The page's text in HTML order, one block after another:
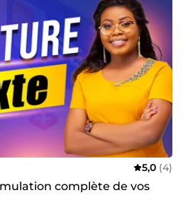
5,0 (4)
complète de vos